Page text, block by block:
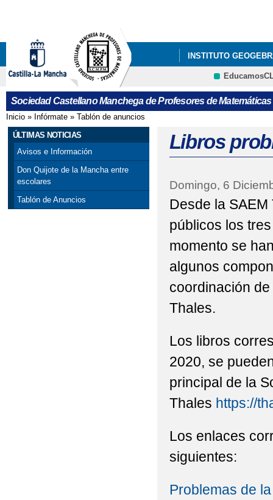
INSTITUTO
ÚLTIMAS NOTICIAS
GALA DEL
VISITA DE PEDRO
X CONCURSO DE
PROVINCIAL DE
CRFP
Sociedad Castellano Manchega de Profesores de Matemáticas
Se encuentra usted aquí
Inicio » Infórmate » Tablón de anuncios
ÚLTIMAS NOTICIAS
Avisos e Información
Don Quijote de la Mancha entre
escolares
Tablón de Anuncios
Libros
Domingo, 6
Desde la
públicos los
momento se
algunos
coordinación
Thales.
Los libros
2020, se
principal de la
Thales https://
Los enlaces
siguientes:
Problemas de